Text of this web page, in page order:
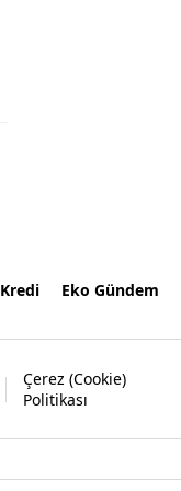
Kredi Eko Gündem
Çerez (Cookie)
Politikası